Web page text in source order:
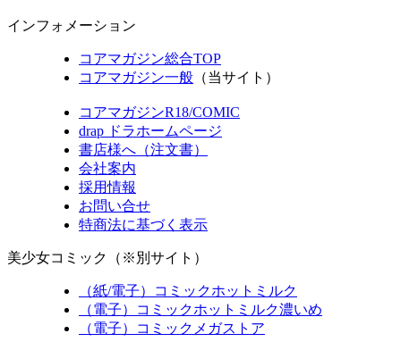
インフォメーション
コアマガジン総合TOP
コアマガジン一般 （当サイト）
コアマガジンR18/COMIC
drap ドラホームページ
書店様へ（注文書）
会社案内
採用情報
お問い合せ
特商法に基づく表示
美少女コミック（※別サイト）
（紙/電子）コミックホットミルク
（電子）コミックホットミルク濃いめ
（電子）コミックメガストア